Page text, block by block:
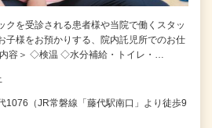
クを受診される患者様や当院で働くスタッ
子様をお預かりする、院内託児所でのお仕
容＞ ◇検温 ◇水分補給・トイレ・…
1076（JR常磐線「藤代駅南口」より徒歩9